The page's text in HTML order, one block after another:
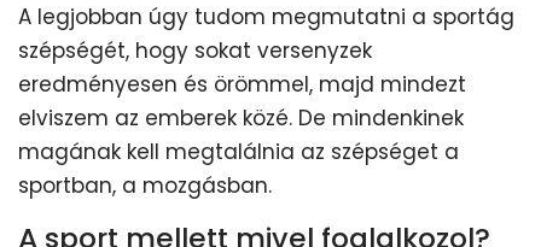
A legjobban úgy tudom megmutatni a sportág
szépségét, hogy sokat versenyzek
eredményesen és örömmel, majd mindezt
elviszem az emberek közé. De mindenkinek
magának kell megtalálnia az szépséget a
sportban, a mozgásban.
A sport mellett mivel foglalkozol?